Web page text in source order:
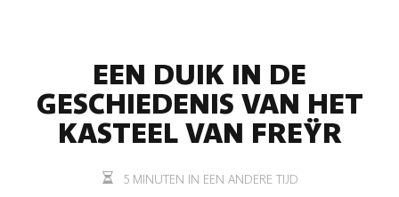
EEN DUIK IN DE
GESCHIEDENIS VAN HET
KASTEEL VAN FREŸR
5 MINUTEN IN EEN ANDERE TIJD